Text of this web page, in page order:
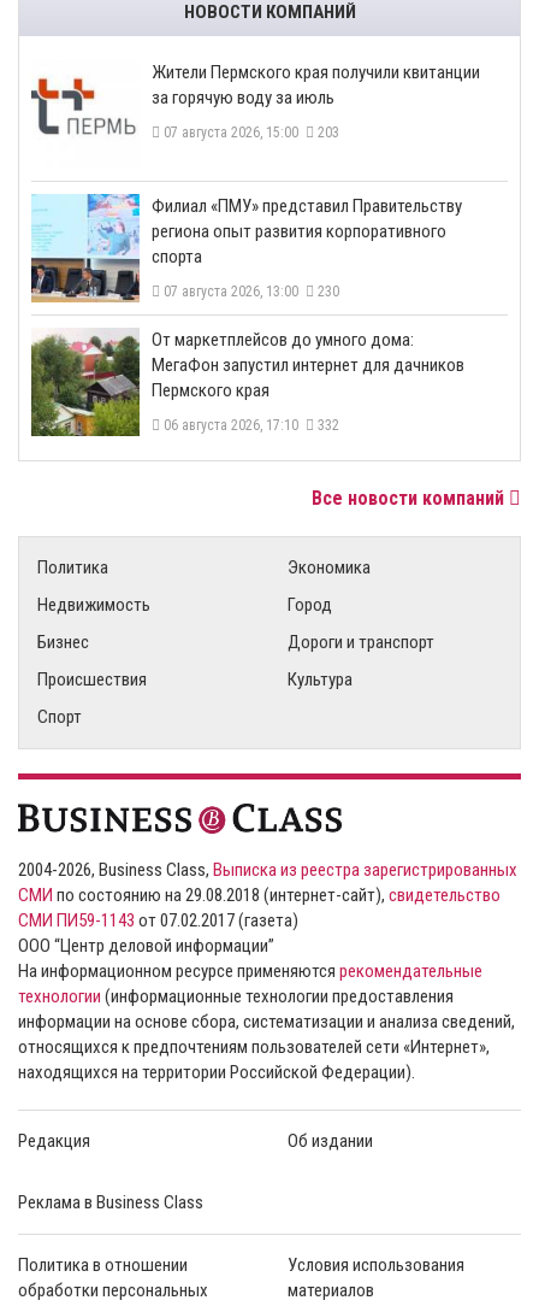
НОВОСТИ КОМПАНИЙ
​Жители Пермского края получили квитанции
за горячую воду за июль
07 августа 2026, 15:00 203
​Филиал «ПМУ» представил Правительству
региона опыт развития корпоративного
спорта
07 августа 2026, 13:00 230
От маркетплейсов до умного дома:
МегаФон запустил интернет для дачников
Пермского края
06 августа 2026, 17:10 332
Все новости компаний
Политика
Экономика
Недвижимость
Город
Бизнес
Дороги и транспорт
Происшествия
Культура
Спорт
2004-2026, Business Class, Выписка из реестра зарегистрированных
СМИ по состоянию на 29.08.2018 (интернет-сайт), свидетельство
СМИ ПИ59-1143 от 07.02.2017 (газета)
ООО “Центр деловой информации”
На информационном ресурсе применяются рекомендательные
технологии (информационные технологии предоставления
информации на основе сбора, систематизации и анализа сведений,
относящихся к предпочтениям пользователей сети «Интернет»,
находящихся на территории Российской Федерации).
Редакция Об издании
Реклама в Business Class
Политика в отношении
обработки персональных
Условия использования
материалов